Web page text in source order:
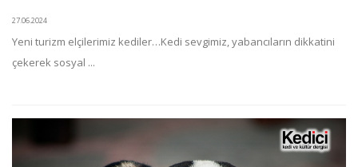
27.06.2024
Yeni turizm elçilerimiz kediler…Kedi sevgimiz, yabancıların dikkatini
çekerek sosyal ...